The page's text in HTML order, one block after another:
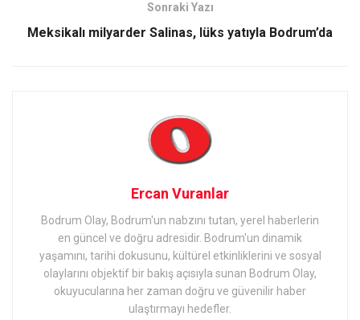
Sonraki Yazı
Meksikalı milyarder Salinas, lüks yatıyla Bodrum’da
Ercan Vuranlar
Bodrum Olay, Bodrum'un nabzını tutan, yerel haberlerin
en güncel ve doğru adresidir. Bodrum'un dinamik
yaşamını, tarihi dokusunu, kültürel etkinliklerini ve sosyal
olaylarını objektif bir bakış açısıyla sunan Bodrum Olay,
okuyucularına her zaman doğru ve güvenilir haber
ulaştırmayı hedefler.